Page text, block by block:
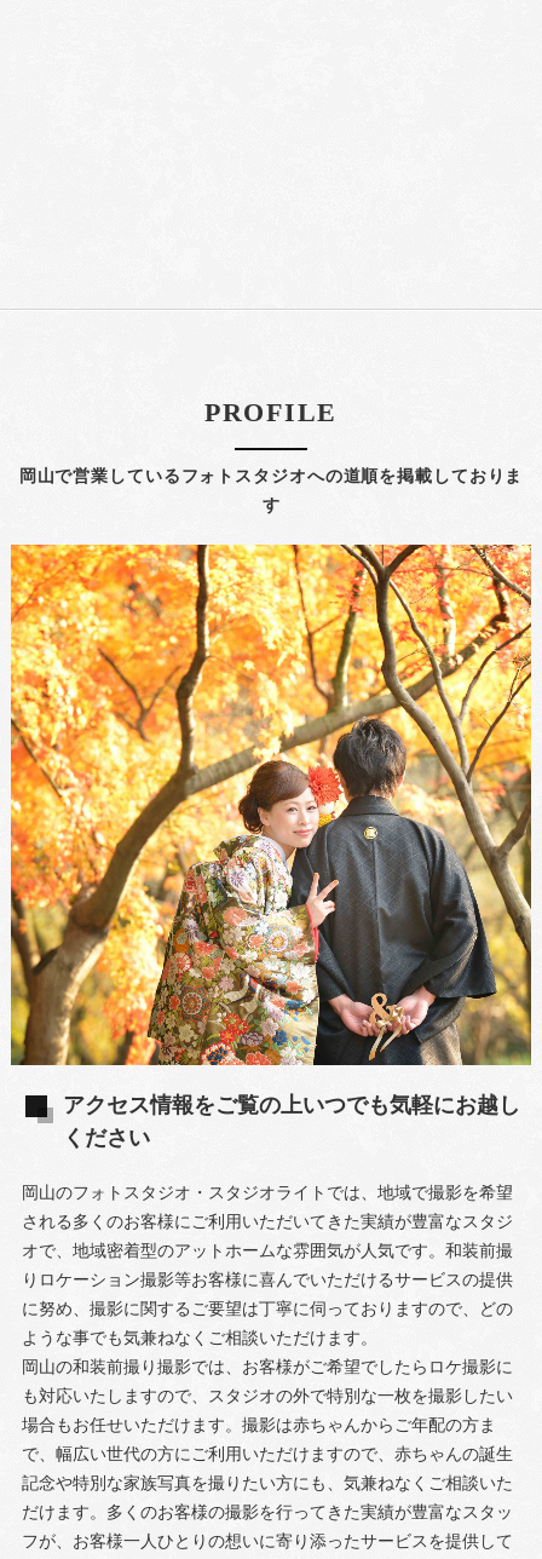
岡山で営業しているフォトスタジオへの道順を掲載しておりま
す
PROFILE
アクセス情報をご覧の上いつでも気軽にお越し
ください
岡山のフォトスタジオ・スタジオライトでは、地域で撮影を希望
される多くのお客様にご利用いただいてきた実績が豊富なスタジ
オで、地域密着型のアットホームな雰囲気が人気です。和装前撮
りロケーション撮影等お客様に喜んでいただけるサービスの提供
に努め、撮影に関するご要望は丁寧に伺っておりますので、どの
ような事でも気兼ねなくご相談いただけます。
岡山の和装前撮り撮影では、お客様がご希望でしたらロケ撮影に
も対応いたしますので、スタジオの外で特別な一枚を撮影したい
場合もお任せいただけます。撮影は赤ちゃんからご年配の方ま
で、幅広い世代の方にご利用いただけますので、赤ちゃんの誕生
記念や特別な家族写真を撮りたい方にも、気兼ねなくご相談いた
だけます。多くのお客様の撮影を行ってきた実績が豊富なスタッ
フが、お客様一人ひとりの想いに寄り添ったサービスを提供して